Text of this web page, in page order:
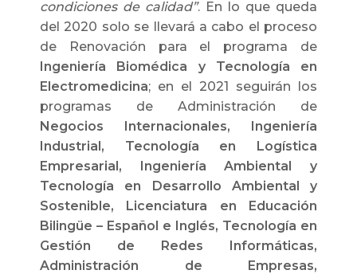
condiciones de calidad”. En lo que queda
del 2020 solo se llevará a cabo el proceso
de Renovación para el programa de
Ingeniería Biomédica y Tecnología en
Electromedicina; en el 2021 seguirán los
programas de Administración de
Negocios Internacionales, Ingeniería
Industrial, Tecnología en Logística
Empresarial, Ingeniería Ambiental y
Tecnología en Desarrollo Ambiental y
Sostenible, Licenciatura en Educación
Bilingüe – Español e Inglés, Tecnología en
Gestión de Redes Informáticas,
Administración de Empresas,